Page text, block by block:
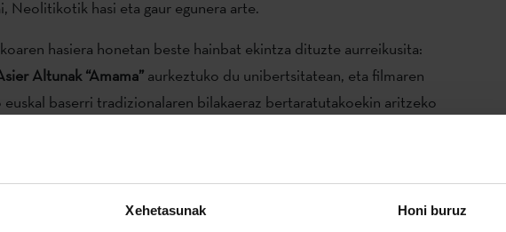
Xehetasunak Honi buruz
Neolitikotik hasi eta gaur egunera arte.
hasiera honetan beste hainbat ekintza dituzte aurreikusita:
Altunak “Amama”aurkeztuko du unibertsitatean, eta filmaren
euskal baserri tradizionalaren bilakaeraz bertaratutakoekin aritzeko
da"Un viaje por la cultura y la literatura vasca"hitzaldian.
eta La Habanako Unibertsitateak 2015ean sinatu zuen